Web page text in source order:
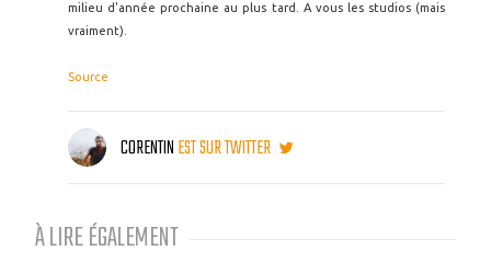
milieu d'année prochaine au plus tard. A vous les studios (mais
vraiment).
Source
CORENTINEST SUR TWITTER
À LIRE ÉGALEMENT